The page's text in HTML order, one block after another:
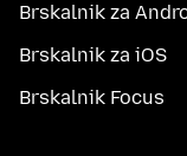
Brskalnik za
Brskalnik za iOS
Brskalnik Focus